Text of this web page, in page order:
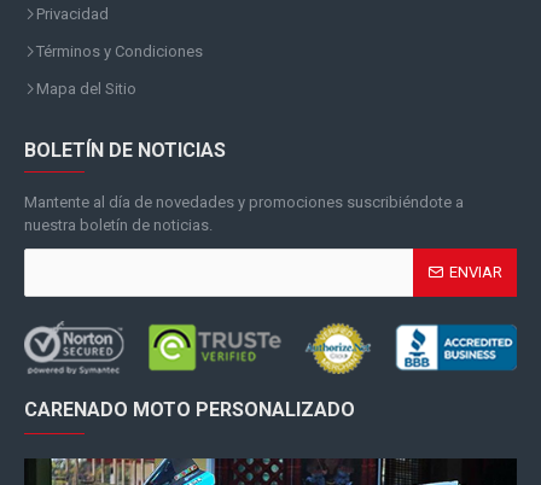
Privacidad
Términos y Condiciones
Mapa del Sitio
BOLETÍN DE NOTICIAS
Mantente al día de novedades y promociones suscribiéndote a
nuestra boletín de noticias.
ENVIAR
CARENADO MOTO PERSONALIZADO